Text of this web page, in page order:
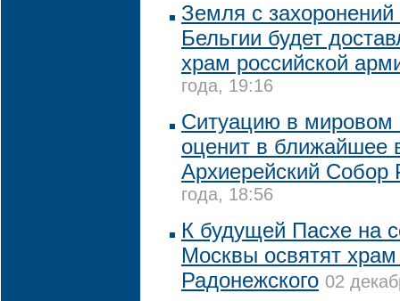
Земля с захоронений
Бельгии будет
храм российской
года, 19:16
Ситуацию в мировом
оценит в ближайшее
Архиерейский
года, 18:56
К будущей Пасхе на
Москвы освятят
Радонежского 02